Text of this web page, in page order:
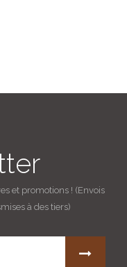
et promotions ! (Envois
à des tiers)